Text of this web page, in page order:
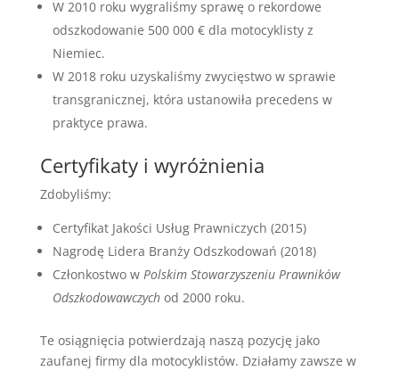
W 2010 roku wygraliśmy sprawę o rekordowe
odszkodowanie 500 000 € dla motocyklisty z
Niemiec.
W 2018 roku uzyskaliśmy zwycięstwo w sprawie
transgranicznej, która ustanowiła precedens w
praktyce prawa.
Certyfikaty i wyróżnienia
Zdobyliśmy:
Certyfikat Jakości Usług Prawniczych (2015)
Nagrodę Lidera Branży Odszkodowań (2018)
Członkostwo w Polskim Stowarzyszeniu Prawników
Odszkodowawczychod 2000 roku.
Te osiągnięcia potwierdzają naszą pozycję jako
zaufanej firmy dla motocyklistów. Działamy zawsze w